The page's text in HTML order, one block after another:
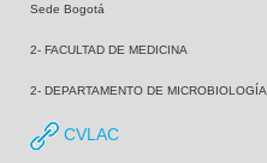
Sede Bogotá
2- FACULTAD DE MEDICINA
2- DEPARTAMENTO DE MICROBIOLOGÍA
CVLAC